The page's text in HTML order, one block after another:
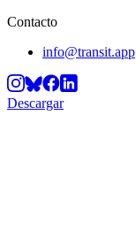
Contacto
info@transit.app
Descargar